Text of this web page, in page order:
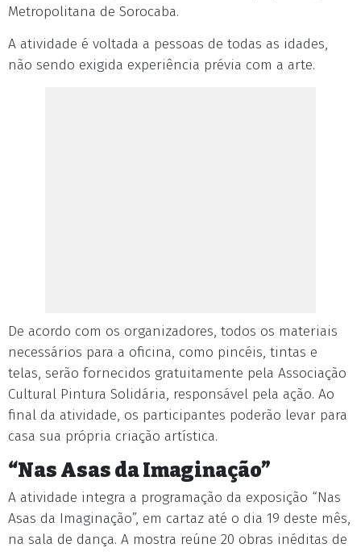
Metropolitana de Sorocaba.
A atividade é voltada a pessoas de todas as idades,
não sendo exigida experiência prévia com a arte.
De acordo com os organizadores, todos os materiais
necessários para a oficina, como pincéis, tintas e
telas, serão fornecidos gratuitamente pela Associação
Cultural Pintura Solidária, responsável pela ação. Ao
final da atividade, os participantes poderão levar para
casa sua própria criação artística.
“Nas Asas da Imaginação”
A atividade integra a programação da exposição “Nas
Asas da Imaginação”, em cartaz até o dia 19 deste mês,
na sala de dança. A mostra reúne 20 obras inéditas de